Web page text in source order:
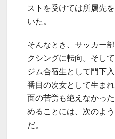
ストを受けては所属先
いた。
そんなとき、サッカー
クシングに転向。そし
ジム合宿生として門下入
番目の次女として生ま
面の苦労も絶えなかっ
めることには、次のよ
だ。